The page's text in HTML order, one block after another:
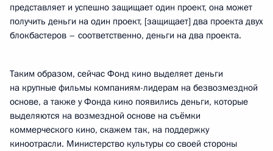
представляет и успешно защищает один проект, она может
получить деньги на один проект, [защищает] два проекта двух
блокбастеров – соответственно, деньги на два проекта.
Таким образом, сейчас Фонд кино выделяет деньги
на крупные фильмы компаниям-лидерам на безвозмездной
основе, а также у Фонда кино появились деньги, которые
выделяются на возмездной основе на съёмки
коммерческого кино, скажем так, на поддержку
киноотрасли. Министерство культуры со своей стороны